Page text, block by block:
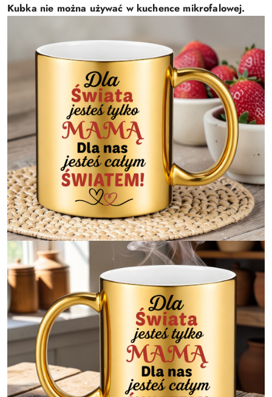
Kubka nie można używać w kuchence mikrofalowej.